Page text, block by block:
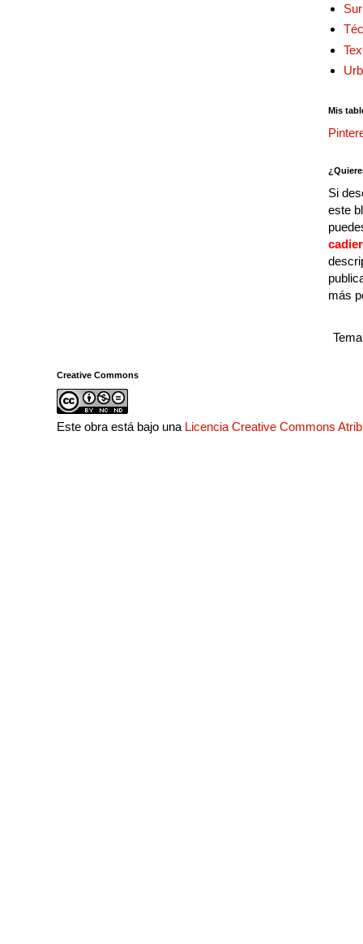
Mis
Si
este
más
Creative Commons
Este obra está bajo una Licencia Creative Commons